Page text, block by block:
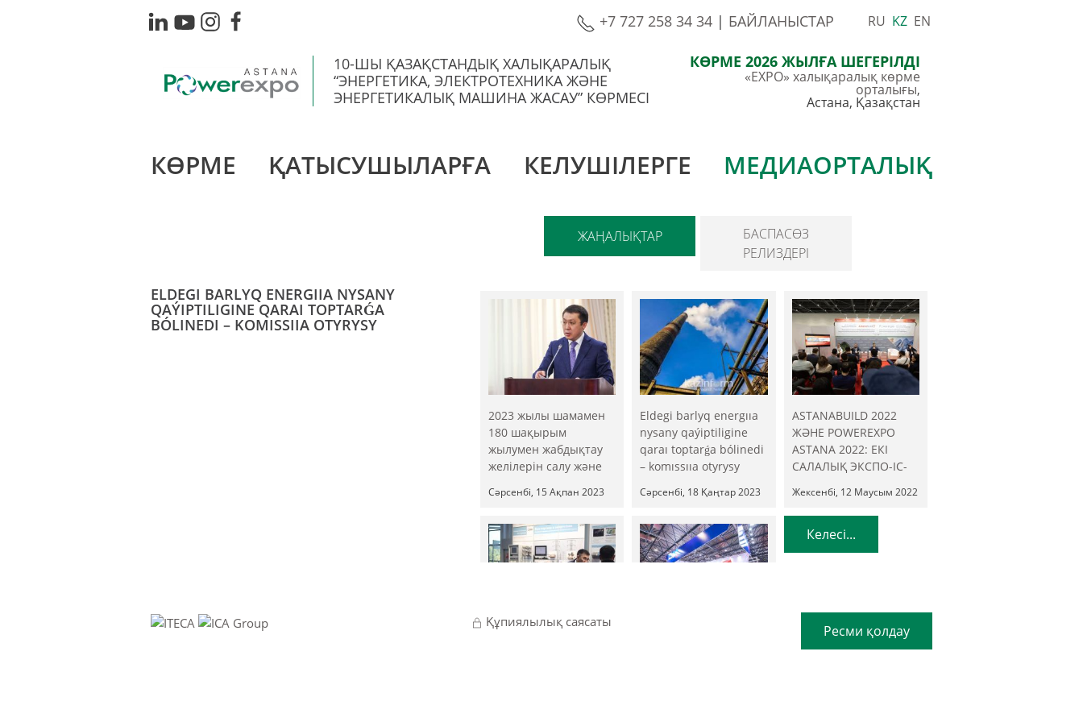
+7 727 258 34 34 | БАЙЛАНЫСТАР RU KZ EN
10-ШЫ ҚАЗАҚСТАНДЫҚ ХАЛЫҚАРАЛЫҚ
“ЭНЕРГЕТИКА, ЭЛЕКТРОТЕХНИКА ЖӘНЕ
ЭНЕРГЕТИКАЛЫҚ МАШИНА ЖАСАУ” КӨРМЕСІ
КӨРМЕ 2026 ЖЫЛҒА ШЕГЕРІЛДІ
«EXPO» халықаралық көрме
орталығы,
Астана, Қазақстан
КӨРМЕ ҚАТЫСУШЫЛАРҒА КЕЛУШІЛЕРГЕ МЕДИАОРТАЛЫҚ
ЖАҢАЛЫҚТАР
БАСПАСӨЗ
РЕЛИЗДЕРІ
ELDEGI BARLYQ ENERGIIA NYSANY
QAÝIPTILIGINE QARAI TOPTARǴA
BÓLINEDI – KOMISSIIA OTYRYSY
2023 жылы шамамен
180 шақырым
жылумен жабдықтау
желілерін салу және
үшін 54 жобаны іске
Сәрсенбі, 15 Ақпан 2023
Eldegi barlyq energııa
nysany qaýiptiligine
qaraı toptarǵa bólinedi
– komıssııa otyrysy
Сәрсенбі, 18 Қаңтар 2023
ASTANABUILD 2022
ЖӘНЕ POWEREXPO
ASTANA 2022: ЕКІ
САЛАЛЫҚ ЭКСПО-ІС-
СИНЕРГИЯСЫ
Жексенбі, 12 Маусым 2022
Келесі...
Құпиялылық саясаты
Ресми қолдау